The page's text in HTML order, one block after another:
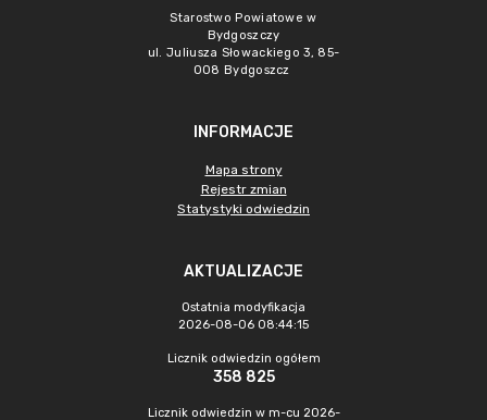
Starostwo Powiatowe w
Bydgoszczy
ul. Juliusza Słowackiego 3, 85-
008 Bydgoszcz
INFORMACJE
Mapa strony
Rejestr zmian
Statystyki odwiedzin
AKTUALIZACJE
Ostatnia modyfikacja
2026-08-06 08:44:15
Licznik odwiedzin ogółem
358 825
Licznik odwiedzin w m-cu 2026-